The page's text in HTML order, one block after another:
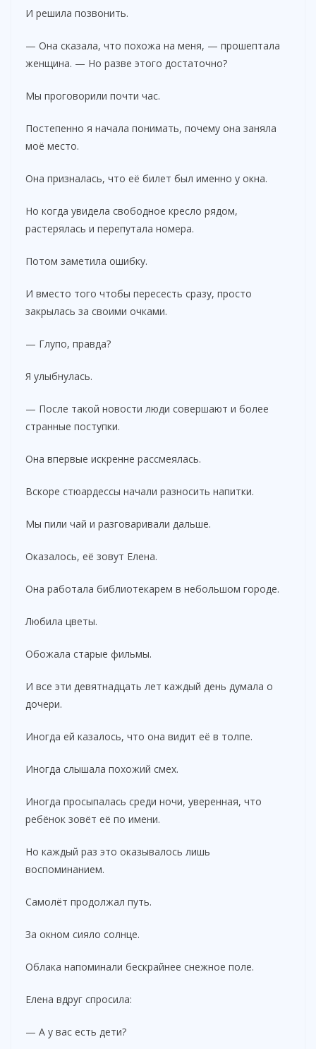
И решила позвонить.
— Она сказала, что похожа на меня, — прошептала
женщина. — Но разве этого достаточно?
Мы проговорили почти час.
Постепенно я начала понимать, почему она заняла
моё место.
Она призналась, что её билет был именно у окна.
Но когда увидела свободное кресло рядом,
растерялась и перепутала номера.
Потом заметила ошибку.
И вместо того чтобы пересесть сразу, просто
закрылась за своими очками.
— Глупо, правда?
Я улыбнулась.
— После такой новости люди совершают и более
странные поступки.
Она впервые искренне рассмеялась.
Вскоре стюардессы начали разносить напитки.
Мы пили чай и разговаривали дальше.
Оказалось, её зовут Елена.
Она работала библиотекарем в небольшом городе.
Любила цветы.
Обожала старые фильмы.
И все эти девятнадцать лет каждый день думала о
дочери.
Иногда ей казалось, что она видит её в толпе.
Иногда слышала похожий смех.
Иногда просыпалась среди ночи, уверенная, что
ребёнок зовёт её по имени.
Но каждый раз это оказывалось лишь
воспоминанием.
Самолёт продолжал путь.
За окном сияло солнце.
Облака напоминали бескрайнее снежное поле.
Елена вдруг спросила:
— А у вас есть дети?